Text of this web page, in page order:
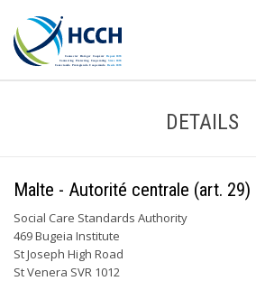
DETAILS
Malte - Autorité centrale (art. 29)
Social Care Standards Authority
469 Bugeia Institute
St Joseph High Road
St Venera SVR 1012